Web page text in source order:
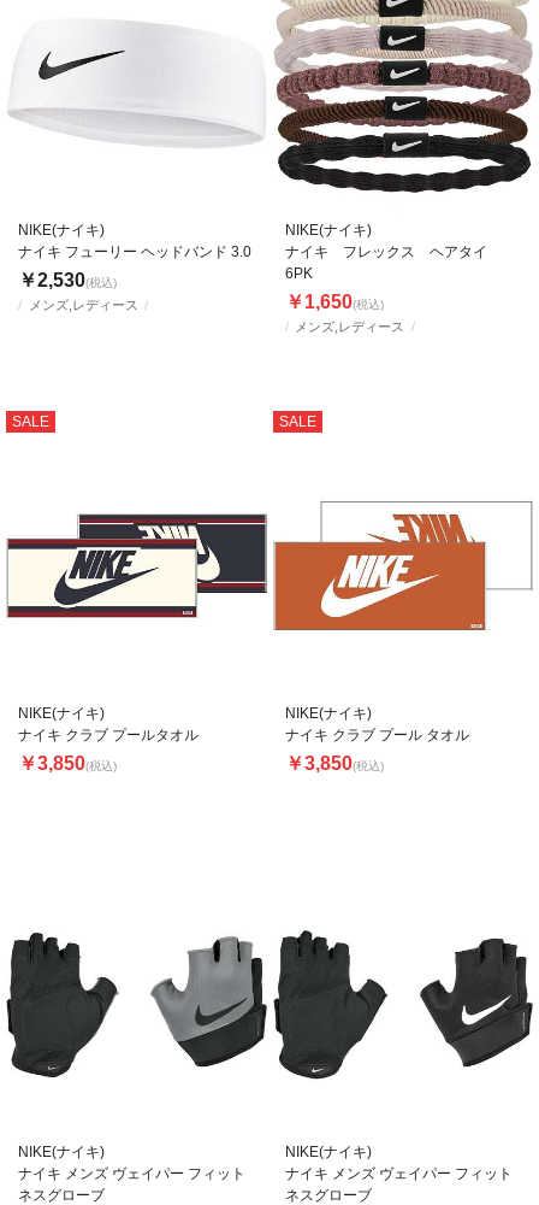
メンズ,レディース
NIKE(ナイキ)
ナイキ フューリー ヘッドバンド 3.0
￥2,530(税込)
メンズ,レディース
NIKE(ナイキ)
ナイキ フレックス ヘアタイ
6PK
￥1,650(税込)
SALE
NIKE(ナイキ)
ナイキ クラブ プールタオル
￥3,850(税込)
SALE
NIKE(ナイキ)
ナイキ クラブ プール タオル
￥3,850(税込)
NIKE(ナイキ)
ナイキ メンズ ヴェイパー フィット
ネスグローブ
NIKE(ナイキ)
ナイキ メンズ ヴェイパー フィット
ネスグローブ